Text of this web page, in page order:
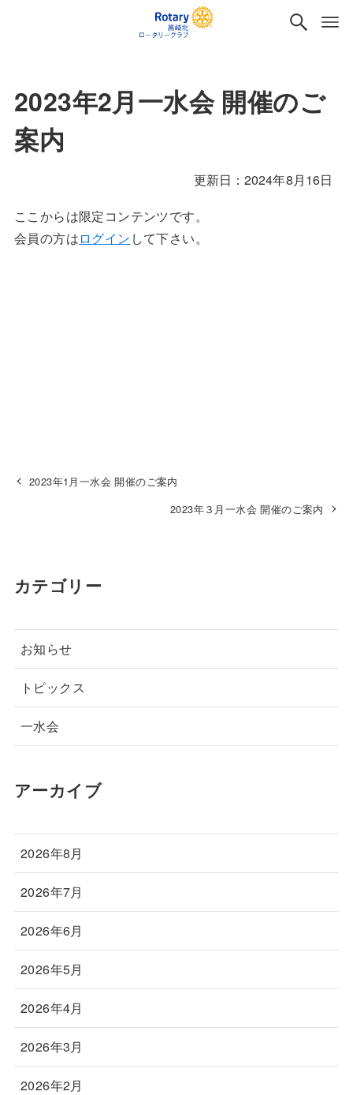
2023年2月一水会 開催のご
案内
2024年8月16日
ここからは限定コンテンツです。
会員の方はログイン して下さい。
2023年1月一水会 開催のご案内
2023年３月一水会 開催のご案内
カテゴリー
お知らせ
トピックス
一水会
アーカイブ
2026年8月
2026年7月
2026年6月
2026年5月
2026年4月
2026年3月
2026年2月